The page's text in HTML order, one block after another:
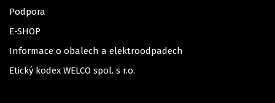
Podpora
E-SHOP
Informace o obalech a elektroodpadech
Etický kodex WELCO spol. s r.o.